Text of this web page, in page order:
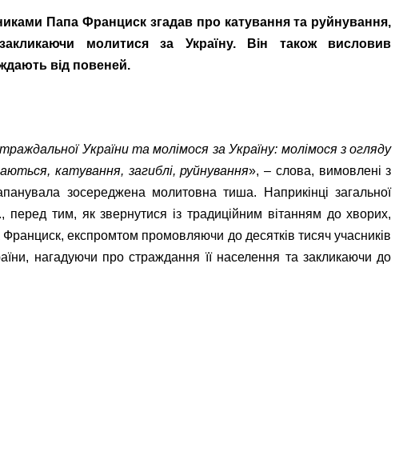
Папа Франциск згадав про катування та руйнування,
молитися за Україну. Він також висловив
від повеней.
України та молімося за Україну: молімося з огляду
катування, загиблі, руйнування», – слова, вимовлені з
зосереджена молитовна тиша. Наприкінці загальної
перед тим, як звернутися із традиційним вітанням до хворих,
експромтом промовляючи до десятків тисяч учасників
нагадуючи про страждання її населення та закликаючи до